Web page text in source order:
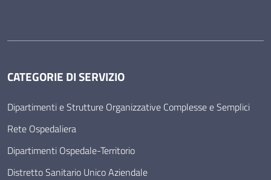
CATEGORIE DI SERVIZIO
Dipartimenti e Strutture Organizzative Complesse e Semplici
Rete Ospedaliera
Dipartimenti Ospedale-Territorio
Distretto Sanitario Unico Aziendale